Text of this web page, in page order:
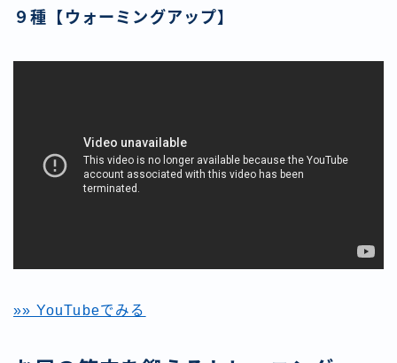
９種【ウォーミングアップ】
»» YouTubeでみる